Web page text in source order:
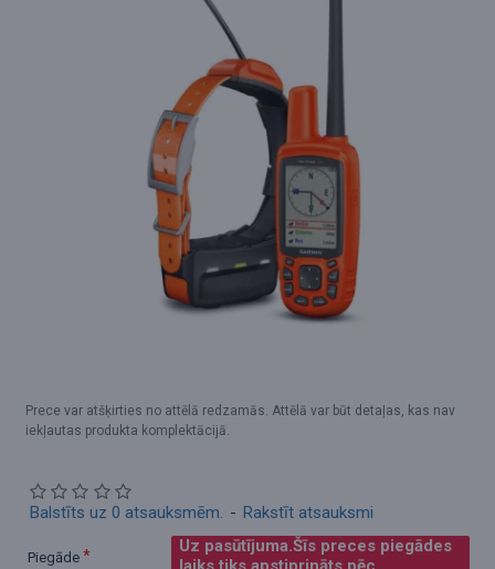
Prece var atšķirties no attēlā redzamās. Attēlā var būt detaļas, kas nav
iekļautas produkta komplektācijā.
Balstīts uz 0 atsauksmēm. - Rakstīt atsauksmi
Piegāde
Uz pasūtījuma.Šīs preces piegādes